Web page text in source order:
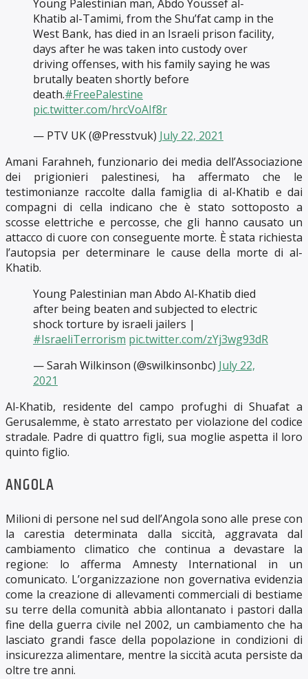
Young Palestinian man, Abdo Youssef al-
Khatib al-Tamimi, from the Shu’fat camp in the
West Bank, has died in an Israeli prison facility,
days after he was taken into custody over
driving offenses, with his family saying he was
brutally beaten shortly before
death.#FreePalestine
pic.twitter.com/hrcVoAIf8r
— PTV UK (@Presstvuk) July 22, 2021
Amani Farahneh, funzionario dei media dell’Associazione
dei prigionieri palestinesi, ha affermato che le
testimonianze raccolte dalla famiglia di al-Khatib e dai
compagni di cella indicano che è stato sottoposto a
scosse elettriche e percosse, che gli hanno causato un
attacco di cuore con conseguente morte. È stata richiesta
l’autopsia per determinare le cause della morte di al-
Khatib.
Young Palestinian man Abdo Al-Khatib died
after being beaten and subjected to electric
shock torture by israeli jailers |
#IsraeliTerrorism pic.twitter.com/zYj3wg93dR
— Sarah Wilkinson (@swilkinsonbc) July 22,
2021
Al-Khatib, residente del campo profughi di Shuafat a
Gerusalemme, è stato arrestato per violazione del codice
stradale. Padre di quattro figli, sua moglie aspetta il loro
quinto figlio.
ANGOLA
Milioni di persone nel sud dell’Angola sono alle prese con
la carestia determinata dalla siccità, aggravata dal
cambiamento climatico che continua a devastare la
regione: lo afferma Amnesty International in un
comunicato. L’organizzazione non governativa evidenzia
come la creazione di allevamenti commerciali di bestiame
su terre della comunità abbia allontanato i pastori dalla
fine della guerra civile nel 2002, un cambiamento che ha
lasciato grandi fasce della popolazione in condizioni di
insicurezza alimentare, mentre la siccità acuta persiste da
oltre tre anni.